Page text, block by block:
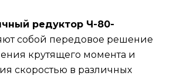
редуктор Ч-80-
собой передовое решение
крутящего момента и
скоростью в различных